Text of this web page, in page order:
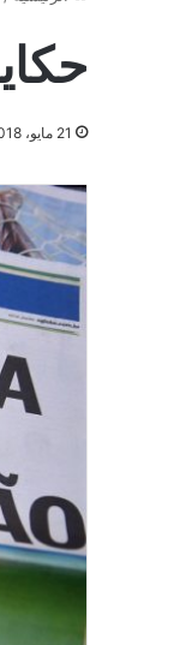
21 مايو، 2018 12:22 ص